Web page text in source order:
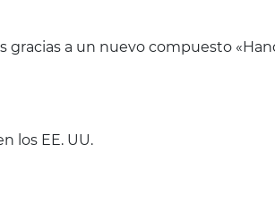
gracias a un nuevo compuesto
los EE. UU.